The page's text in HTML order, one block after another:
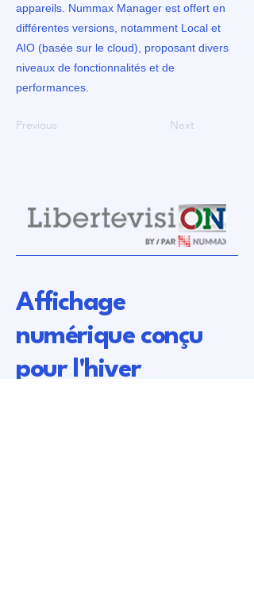
appareils. Nummax Manager est offert en
différentes versions, notamment Local et
AIO (basée sur le cloud), proposant divers
niveaux de fonctionnalités et de
performances.
Previous Next
Affichage
numérique conçu
pour l'hiver